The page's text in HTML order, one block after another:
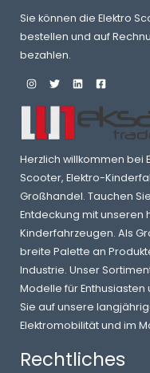
Sie können die Elektro
bestellen und auf
bezahlen.
Herzlich willkommen bei
Scooter, Elektro-
Großhandel. Tauchen
Entdeckung mit unseren
Kinderfahrzeugen. Als
breite Palette an
Industrie. Unser
Modelle für
Sie auf unsere
Elektromobilität und im
Rechtliches